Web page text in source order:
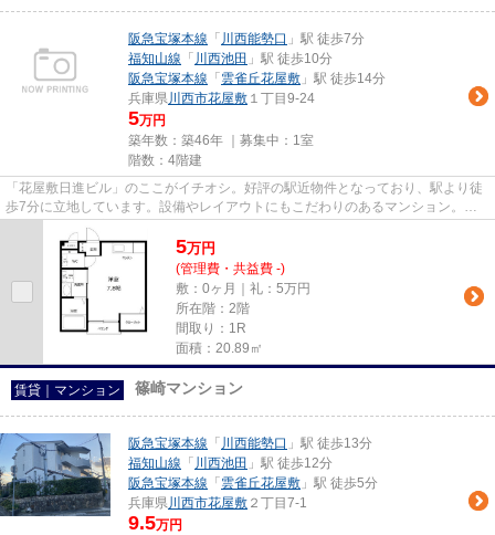
阪急宝塚本線 「 川西能勢口 」駅 徒歩7分
福知山線 「 川西池田 」駅 徒歩10分
阪急宝塚本線 「 雲雀丘花屋敷 」駅 徒歩14分
兵庫県川西市花屋敷 １丁目9-24
5万円
築年数：築46年 ｜募集中： 1室
階数：4階建
「花屋敷日進ビル」のここがイチオシ。好評の駅近物件となっており、駅より徒
歩7分に立地しています。設備やレイアウトにもこだわりのあるマンション。移
動手段が電車の方におすすめの...
5万円
(管理費・共益費 -)
敷：0ヶ月｜礼：5万円
所在階：2階
間取り：1R
面積：20.89㎡
賃貸｜マンション 篠崎マンション
阪急宝塚本線 「 川西能勢口 」駅 徒歩13分
福知山線 「 川西池田 」駅 徒歩12分
阪急宝塚本線 「 雲雀丘花屋敷 」駅 徒歩5分
兵庫県川西市花屋敷 ２丁目7-1
9.5万円